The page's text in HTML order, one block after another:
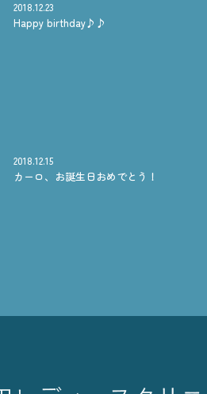
2018.12.23
Happy birthday♪♪
2018.12.15
カーロ、お誕生日おめでとう！